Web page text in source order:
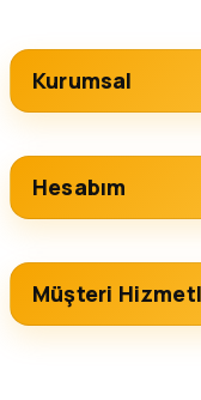
Kurumsal
Hesabım
Müşteri